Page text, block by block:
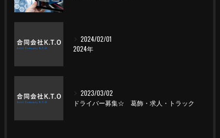
2024/02/01
2024年
2023/03/02
ドライバー募集☆ 葛飾・求人・トラック